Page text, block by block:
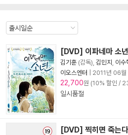
[DVD] 이파네마 소년
김기훈 (감독), 김민지 이수
이오스엔터
2011년 06월
22,700원 (10% 할인 /
일시품절
[DVD] 찍히면 죽는다